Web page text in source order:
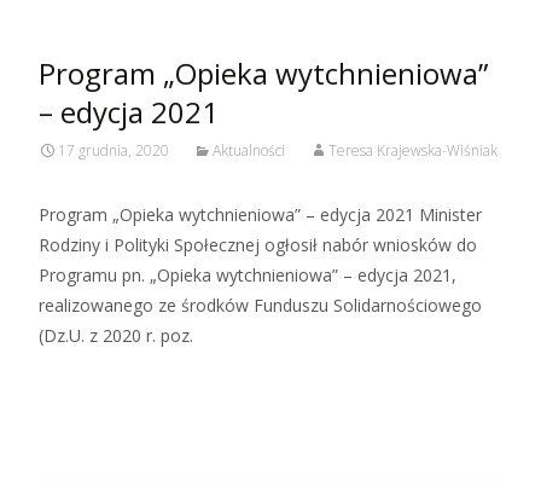
Program „Opieka wytchnieniowa”
– edycja 2021
17 grudnia, 2020 Aktualności Teresa Krajewska-Wiśniak
Program „Opieka wytchnieniowa” – edycja 2021 Minister
Rodziny i Polityki Społecznej ogłosił nabór wniosków do
Programu pn. „Opieka wytchnieniowa” – edycja 2021,
realizowanego ze środków Funduszu Solidarnościowego
(Dz.U. z 2020 r. poz.